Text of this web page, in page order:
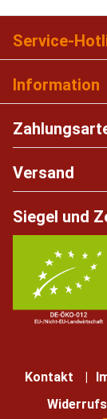
Service-
Information
Versand
Siegel und
Kontakt